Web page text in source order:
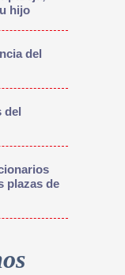
hijo
del
del
plazas de